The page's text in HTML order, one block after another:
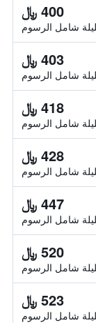
400 ﷼
شامل الرسوم
403 ﷼
شامل الرسوم
418 ﷼
شامل الرسوم
428 ﷼
شامل الرسوم
447 ﷼
شامل الرسوم
520 ﷼
شامل الرسوم
523 ﷼
شامل الرسوم